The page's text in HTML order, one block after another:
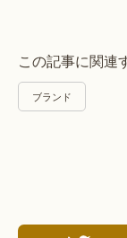
この記事に関連
ブランド